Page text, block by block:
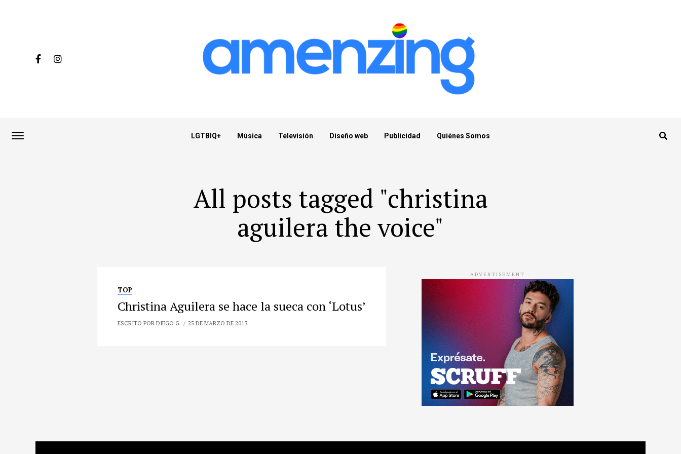
LGTBIQ+ Música Televisión Diseño web Publicidad Quiénes Somos
All posts tagged "christina
aguilera the voice"
TOP
Christina Aguilera se hace la sueca con ‘Lotus’
ESCRITO POR DIEGO G. 25 DE MARZO DE 2013
ADVERTISEMENT